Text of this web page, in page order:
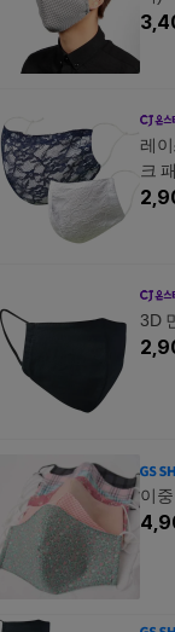
레
크
3D
이